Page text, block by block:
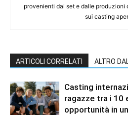
provenienti dai set e dalle
sui casting
ARTICOLI CORRELATI ALTRO
Casting
ragazze tra i 10
opportunità in